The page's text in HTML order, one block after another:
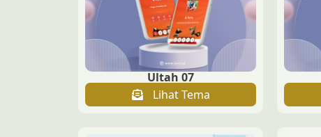
Ultah 07
Lihat Tema